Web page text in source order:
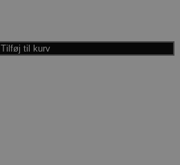
Tilføj til kurv